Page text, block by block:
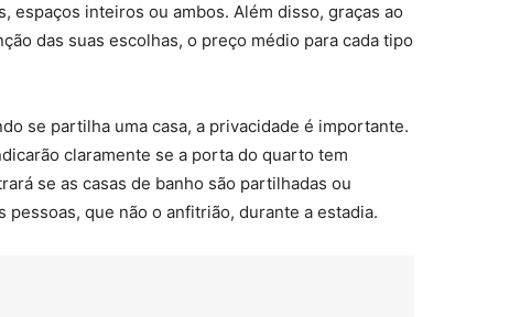
espaços inteiros ou ambos. Além disso, graças ao
das suas escolhas, o preço médio para cada tipo
se partilha uma casa, a privacidade é importante.
claramente se a porta do quarto tem
se as casas de banho são partilhadas ou
que não o anfitrião, durante a estadia.